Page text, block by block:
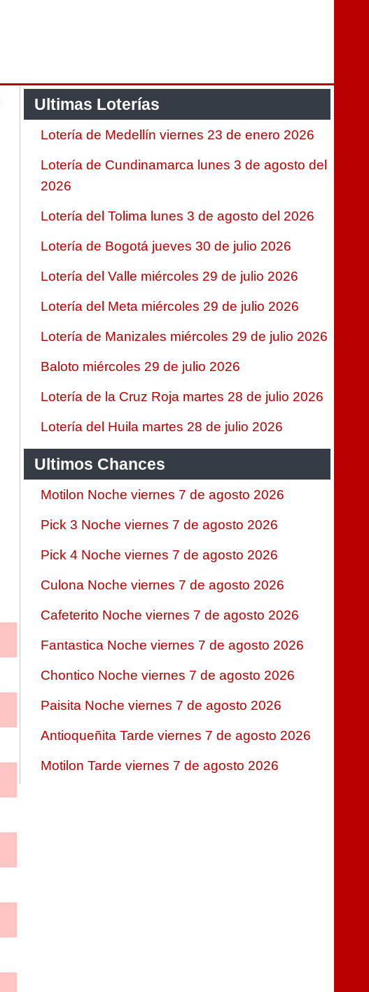
Ultimas Loterías
Lotería de Medellín viernes 23 de enero 2026
Lotería de Cundinamarca lunes 3 de agosto del
2026
Lotería del Tolima lunes 3 de agosto del 2026
Lotería de Bogotá jueves 30 de julio 2026
Lotería del Valle miércoles 29 de julio 2026
Lotería del Meta miércoles 29 de julio 2026
Lotería de Manizales miércoles 29 de julio 2026
Baloto miércoles 29 de julio 2026
Lotería de la Cruz Roja martes 28 de julio 2026
Lotería del Huila martes 28 de julio 2026
Ultimos Chances
Motilon Noche viernes 7 de agosto 2026
Pick 3 Noche viernes 7 de agosto 2026
Pick 4 Noche viernes 7 de agosto 2026
Culona Noche viernes 7 de agosto 2026
Cafeterito Noche viernes 7 de agosto 2026
Fantastica Noche viernes 7 de agosto 2026
Chontico Noche viernes 7 de agosto 2026
Paisita Noche viernes 7 de agosto 2026
Antioqueñita Tarde viernes 7 de agosto 2026
Motilon Tarde viernes 7 de agosto 2026